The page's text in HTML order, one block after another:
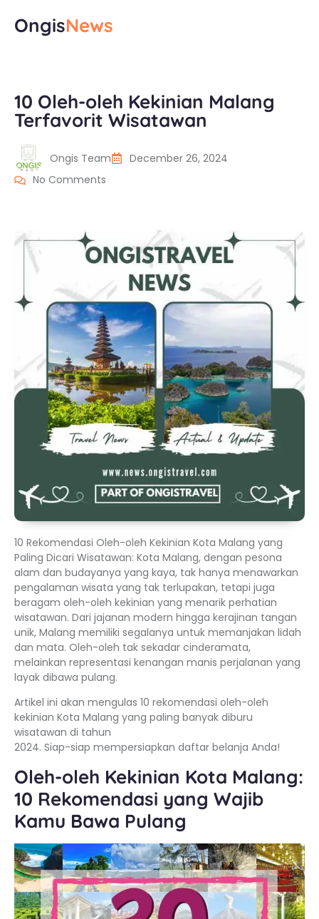
OngisNews
10 Oleh-oleh Kekinian Malang
Terfavorit Wisatawan
Ongis Team
December 26, 2024
No Comments
10 Rekomendasi Oleh-oleh Kekinian Kota Malang yang
Paling Dicari Wisatawan: Kota Malang, dengan pesona
alam dan budayanya yang kaya, tak hanya menawarkan
pengalaman wisata yang tak terlupakan, tetapi juga
beragam oleh-oleh kekinian yang menarik perhatian
wisatawan. Dari jajanan modern hingga kerajinan tangan
unik, Malang memiliki segalanya untuk memanjakan lidah
dan mata. Oleh-oleh tak sekadar cinderamata,
melainkan representasi kenangan manis perjalanan yang
layak dibawa pulang.
Artikel ini akan mengulas 10 rekomendasi oleh-oleh
kekinian Kota Malang yang paling banyak diburu
wisatawan di tahun
2024. Siap-siap mempersiapkan daftar belanja Anda!
Oleh-oleh Kekinian Kota Malang:
10 Rekomendasi yang Wajib
Kamu Bawa Pulang